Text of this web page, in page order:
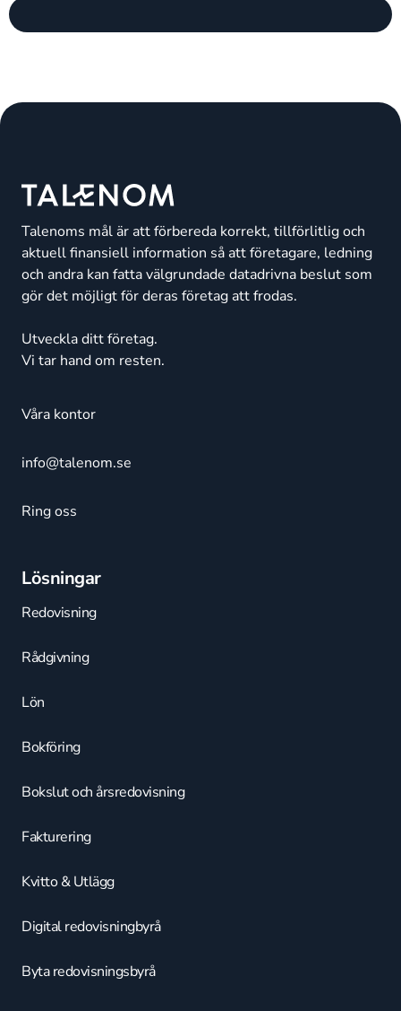
Talenoms mål är att förbereda korrekt, tillförlitlig och
aktuell finansiell information så att företagare, ledning
och andra kan fatta välgrundade datadrivna beslut som
gör det möjligt för deras företag att frodas.
Utveckla ditt företag.
Vi tar hand om resten.
Våra kontor
info@talenom.se
Ring oss
Lösningar
Redovisning
Rådgivning
Lön
Bokföring
Bokslut och årsredovisning
Fakturering
Kvitto & Utlägg
Digital redovisningbyrå
Byta redovisningsbyrå